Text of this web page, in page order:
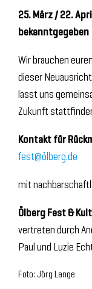
25. März / 22.
bekanntgegeben
Wir brauchen
dieser
lasst uns
Zukunft
Kontakt für
fest@ölberg.de
mit
Ölberg Fest &
vertreten durch
Paul und Luzie
Foto: Jörg Lange